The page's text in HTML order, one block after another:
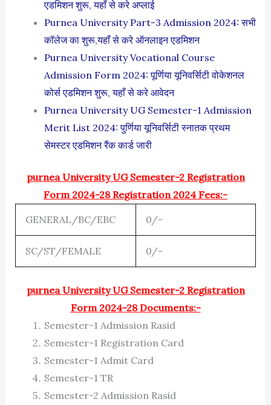
एडमिशन शुरू, यहाँ से करे अप्लाई
Purnea University Part-3 Admission 2024: सभी
कॉलेज का शुरू,यहाँ से करे ऑनलाइन एडमिशन
Purnea University Vocational Course
Admission Form 2024: पूर्णिया यूनिवर्सिटी वोकेशनल
कोर्स एडमिशन शुरू, यहाँ से करे आवेदन
Purnea University UG Semester-1 Admission
Merit List 2024: पुर्णिया यूनिवर्सिटी स्नातक प्रथम
सेमस्टर एडमिशन रैंक कार्ड जारी
purnea University UG Semester-2 Registration
Form 2024-28 Registration 2024 Fees:-
GENERAL/BC/EBC 0/-
SC/ST/FEMALE 0/-
purnea University UG Semester-2 Registration
Form 2024-28 Documents:-
Semester-1 Admission Rasid
Semester-1 Registration Card
Semester-1 Admit Card
Semester-1 TR
Semester-2 Admission Rasid